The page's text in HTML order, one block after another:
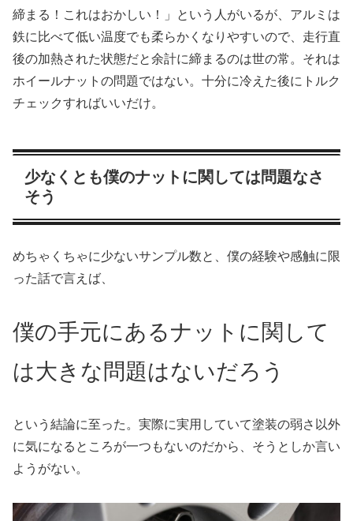
締まる！これはおかしい！」という人がいるが、アルミは
鉄に比べて低い温度でも柔らかくなりやすいので、走行直
後の加熱された状態だと余計に締まるのは世の常。それは
ホイールナットの問題ではない。十分に冷えた後にトルク
チェックすればいいだけ。
少なくとも僕のナットに関しては問題なさ
そう
めちゃくちゃに少ないサンプル数と、僕の経験や感触に限
った話で言えば、
僕の手元にあるナットに関して
は大きな問題はないだろう
という結論に至った。実際に実用していて塗装の弱さ以外
に気になるところが一つもないのだから、そうとしか言い
ようがない。